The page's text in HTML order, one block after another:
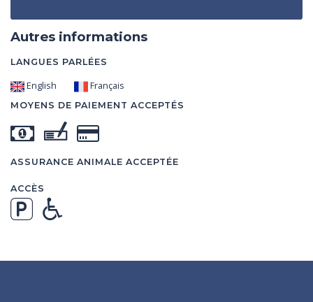
Autres informations
LANGUES PARLÉES
English Français
MOYENS DE PAIEMENT ACCEPTÉS
ASSURANCE ANIMALE ACCEPTÉE
ACCÈS